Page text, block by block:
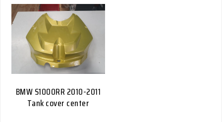
BMW S1000RR 2010-2011
Tank cover center